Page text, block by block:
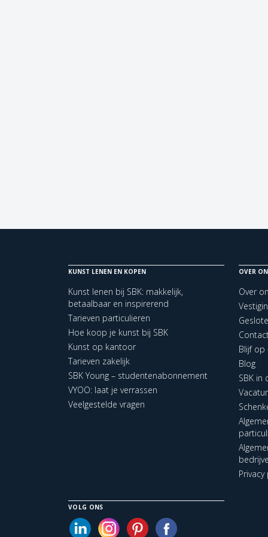
KUNST LENEN EN KOPEN
Kunst lenen bij SBK: makkelijk,
betaalbaar en inspirerend
Tarieven particulieren
Hoe koop je kunst bij SBK
Kunst op kantoor
Tarieven zakelijk
SBK Young – studentenabonnement
VYOO: laat je verrassen
Veelgestelde vragen
OVER
Over
Blijf op
Blog
SBK in
VOLG ONS